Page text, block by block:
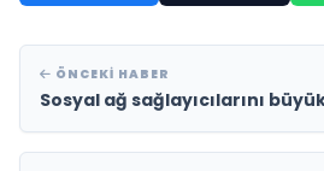
ÖNCEKI HABER
Sosyal ağ sağlayıcılarını